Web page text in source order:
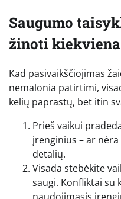
Saugumo
žinoti
Kad pasivaikščiojimas
nemalonia patirtimi,
kelių paprastų, bet itin
Prieš vaikui
įrenginius – ar
detalių.
Visada stebėkite
saugi. Konfliktai su
naudojimasis